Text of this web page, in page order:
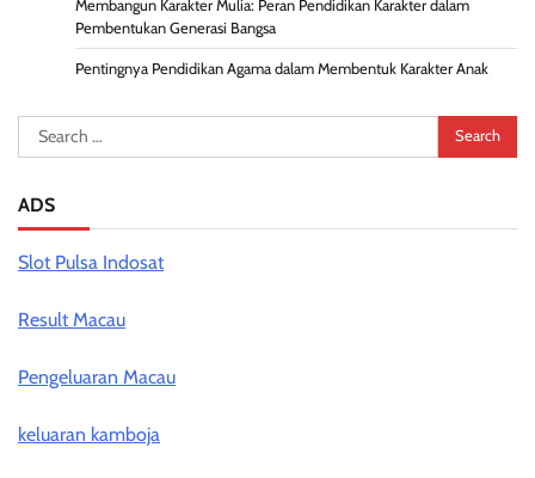
Membangun Karakter Mulia: Peran Pendidikan Karakter dalam
Pembentukan Generasi Bangsa
Pentingnya Pendidikan Agama dalam Membentuk Karakter Anak
Search
for:
ADS
Slot Pulsa Indosat
Result Macau
Pengeluaran Macau
keluaran kamboja